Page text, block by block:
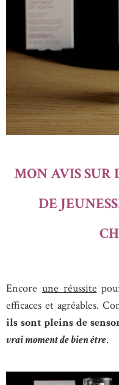
MON AVIS
DE
Encore une réussite
efficaces et agréables.
ils sont pleins de
vrai moment de bien être.